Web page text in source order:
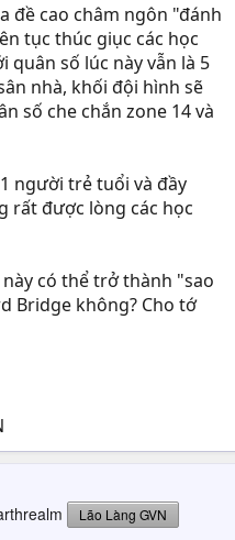
đề cao châm ngôn "đánh
tục thúc giục các học
quân số lúc này vẫn là 5
nhà, khối đội hình sẽ
số che chắn zone 14 và
người trẻ tuổi và đầy
rất được lòng các học
có thể trở thành "sao
Bridge không? Cho tớ
Lão Làng GVN